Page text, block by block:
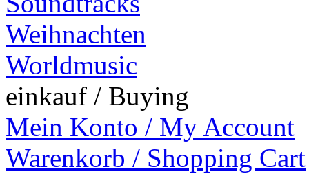
Weihnachten
Worldmusic
einkauf / Buying
Mein Konto / My Account
Warenkorb / Shopping Cart